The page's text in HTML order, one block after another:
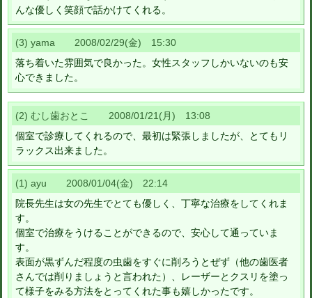
んな優しく笑顔で話かけてくれる。
(3) yama 2008/02/29(金) 15:30
落ち着いた雰囲気で良かった。女性スタッフしかいないのも安
心できました。
(2) むし歯おとこ 2008/01/21(月) 13:08
個室で診療してくれるので、最初は緊張しましたが、とてもリ
ラックス出来ました。
(1) ayu 2008/01/04(金) 22:14
院長先生は女の先生でとても優しく、丁寧な治療をしてくれま
す。
個室で治療をうけることができるので、安心して通っていま
す。
表面が黒ずんだ程度の虫歯をすぐに削ろうとぜず（他の歯医者
さんでは削りましょうと言われた）、レーザーとクスリを塗っ
て様子をみる方法をとってくれた事も嬉しかったです。